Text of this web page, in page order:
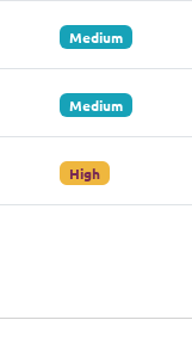
Medium
Medium
High